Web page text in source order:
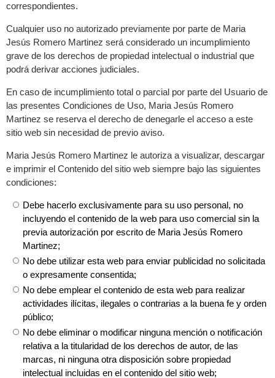
correspondientes.
Cualquier uso no autorizado previamente por parte de Maria
Jesús Romero Martinez será considerado un incumplimiento
grave de los derechos de propiedad intelectual o industrial que
podrá derivar acciones judiciales.
En caso de incumplimiento total o parcial por parte del Usuario de
las presentes Condiciones de Uso, Maria Jesús Romero
Martinez se reserva el derecho de denegarle el acceso a este
sitio web sin necesidad de previo aviso.
Maria Jesús Romero Martinez le autoriza a visualizar, descargar
e imprimir el Contenido del sitio web siempre bajo las siguientes
condiciones:
Debe hacerlo exclusivamente para su uso personal, no
incluyendo el contenido de la web para uso comercial sin la
previa autorización por escrito de Maria Jesús Romero
Martinez;
No debe utilizar esta web para enviar publicidad no solicitada
o expresamente consentida;
No debe emplear el contenido de esta web para realizar
actividades ilícitas, ilegales o contrarias a la buena fe y orden
público;
No debe eliminar o modificar ninguna mención o notificación
relativa a la titularidad de los derechos de autor, de las
marcas, ni ninguna otra disposición sobre propiedad
intelectual incluidas en el contenido del sitio web;